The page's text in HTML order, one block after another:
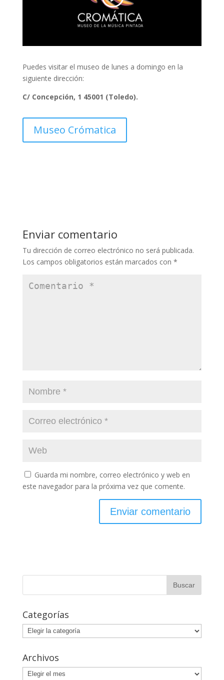
Puedes visitar el museo de lunes a domingo en la
siguiente dirección:
C/ Concepción, 1 45001 (Toledo).
Museo Crómatica
Enviar comentario
Tu dirección de correo electrónico no será publicada.
Los campos obligatorios están marcados con *
Guarda mi nombre, correo electrónico y web en
este navegador para la próxima vez que comente.
Categorías
Categorías
Archivos
Archivos